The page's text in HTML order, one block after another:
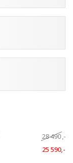
28 490,-
25 590,-